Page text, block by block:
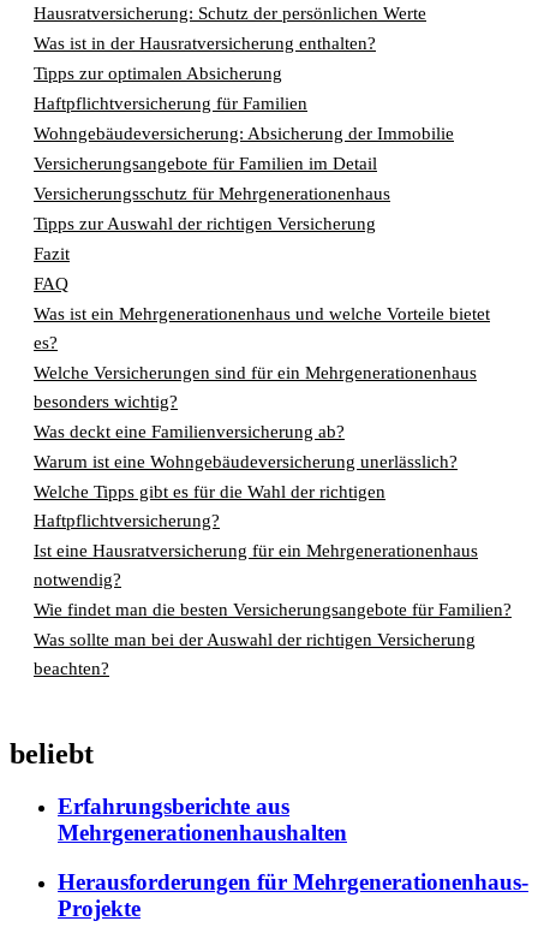
Hausratversicherung: Schutz der persönlichen Werte
Was ist in der Hausratversicherung enthalten?
Tipps zur optimalen Absicherung
Haftpflichtversicherung für Familien
Wohngebäudeversicherung: Absicherung der Immobilie
Versicherungsangebote für Familien im Detail
Versicherungsschutz für Mehrgenerationenhaus
Tipps zur Auswahl der richtigen Versicherung
Fazit
FAQ
Was ist ein Mehrgenerationenhaus und welche Vorteile bietet
es?
Welche Versicherungen sind für ein Mehrgenerationenhaus
besonders wichtig?
Was deckt eine Familienversicherung ab?
Warum ist eine Wohngebäudeversicherung unerlässlich?
Welche Tipps gibt es für die Wahl der richtigen
Haftpflichtversicherung?
Ist eine Hausratversicherung für ein Mehrgenerationenhaus
notwendig?
Wie findet man die besten Versicherungsangebote für Familien?
Was sollte man bei der Auswahl der richtigen Versicherung
beachten?
beliebt
Erfahrungsberichte aus
Mehrgenerationenhaushalten
Herausforderungen für Mehrgenerationenhaus-
Projekte